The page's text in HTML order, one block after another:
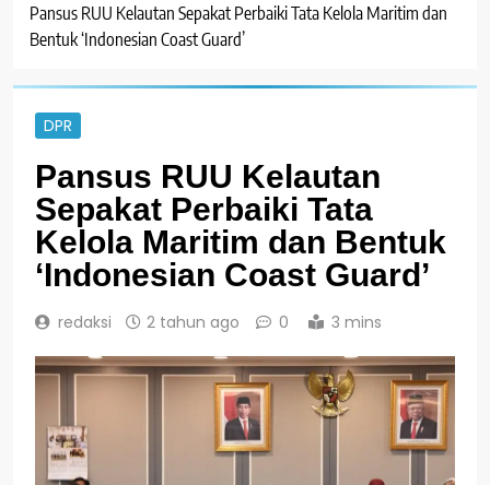
Pansus RUU Kelautan Sepakat Perbaiki Tata Kelola Maritim dan
Bentuk ‘Indonesian Coast Guard’
DPR
Pansus RUU Kelautan
Sepakat Perbaiki Tata
Kelola Maritim dan Bentuk
‘Indonesian Coast Guard’
redaksi 2 tahun ago 0 3 mins